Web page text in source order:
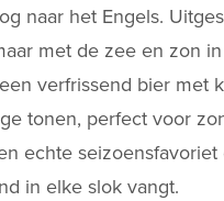
naar het Engels.
met de zee en zon
verfrissend bier met
tonen, perfect voor
echte
in elke slok vangt.